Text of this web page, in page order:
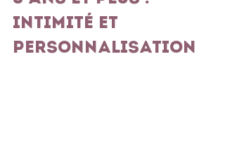
intimité et
personnalisation